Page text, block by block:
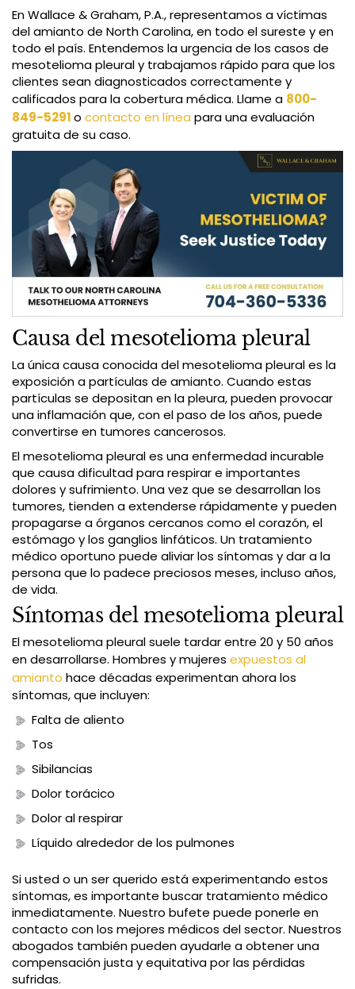
En Wallace & Graham, P.A., representamos a víctimas
del amianto de North Carolina, en todo el sureste y en
todo el país. Entendemos la urgencia de los casos de
mesotelioma pleural y trabajamos rápido para que los
clientes sean diagnosticados correctamente y
calificados para la cobertura médica. Llame a 800-
849-5291o contacto en línea para una evaluación
gratuita de su caso.
Causa del mesotelioma pleural
La única causa conocida del mesotelioma pleural es la
exposición a partículas de amianto. Cuando estas
partículas se depositan en la pleura, pueden provocar
una inflamación que, con el paso de los años, puede
convertirse en tumores cancerosos.
El mesotelioma pleural es una enfermedad incurable
que causa dificultad para respirar e importantes
dolores y sufrimiento. Una vez que se desarrollan los
tumores, tienden a extenderse rápidamente y pueden
propagarse a órganos cercanos como el corazón, el
estómago y los ganglios linfáticos. Un tratamiento
médico oportuno puede aliviar los síntomas y dar a la
persona que lo padece preciosos meses, incluso años,
de vida.
Síntomas del mesotelioma pleural
El mesotelioma pleural suele tardar entre 20 y 50 años
en desarrollarse. Hombres y mujeres expuestos al
amianto hace décadas experimentan ahora los
síntomas, que incluyen:
Falta de aliento
Tos
Sibilancias
Dolor torácico
Dolor al respirar
Líquido alrededor de los pulmones
Si usted o un ser querido está experimentando estos
síntomas, es importante buscar tratamiento médico
inmediatamente. Nuestro bufete puede ponerle en
contacto con los mejores médicos del sector. Nuestros
abogados también pueden ayudarle a obtener una
compensación justa y equitativa por las pérdidas
sufridas.